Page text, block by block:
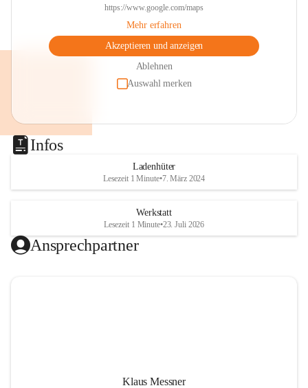
https://www.google.com/maps
Mehr erfahren
Akzeptieren und anzeigen
Ablehnen
Auswahl merken
Infos
Ladenhüter
Lesezeit 1 Minute•7. März 2024
Werkstatt
Lesezeit 1 Minute•23. Juli 2026
Ansprechpartner
Klaus Messner